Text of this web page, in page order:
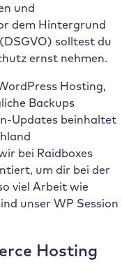
und
dem Hintergrund
solltest du
ernst nehmen.
Hosting,
Backups
Updates beinhaltet
bei Raidboxes
um dir bei der
viel Arbeit wie
unser WP Session
Hosting